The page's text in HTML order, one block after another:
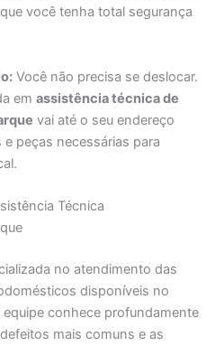
você tenha total segurança
Você não precisa se deslocar.
emassistência técnica de
vai até o seu endereço
peças necessárias para
Técnica
no atendimento das
disponíveis no
conhece profundamente
mais comuns e as